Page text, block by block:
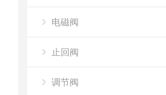
电磁阀
止回阀
调节阀